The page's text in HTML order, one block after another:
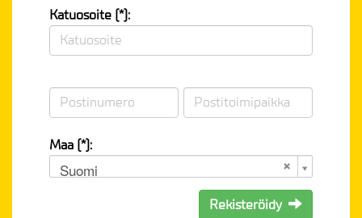
Katuosoite (*):
Maa (*):
Suomi
Rekisteröidy